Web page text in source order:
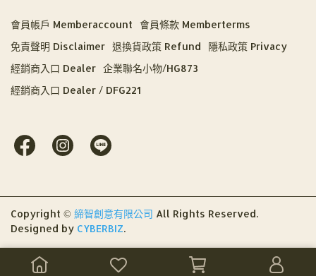
會員帳戶 Memberaccount
會員條款 Memberterms
免責聲明 Disclaimer 退換貨政策 Refund
隱私政策 Privacy
經銷商入口 Dealer 企業聯名小物/HG873
經銷商入口 Dealer / DFG221
Copyright © 締智創意有限公司 All Rights Reserved.
Designed by CYBERBIZ.